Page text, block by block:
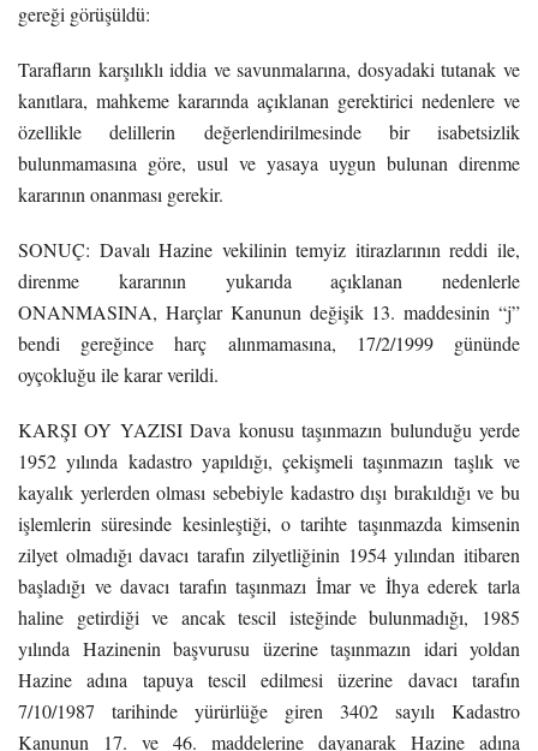
gereği görüşüldü:
Tarafların karşılıklı iddia ve savunmalarına, dosyadaki tutanak ve
kanıtlara, mahkeme kararında açıklanan gerektirici nedenlere ve
özellikle delillerin değerlendirilmesinde bir isabetsizlik
bulunmamasına göre, usul ve yasaya uygun bulunan direnme
kararının onanması gerekir.
SONUÇ: Davalı Hazine vekilinin temyiz itirazlarının reddi ile,
direnme kararının yukarıda açıklanan nedenlerle
ONANMASINA, Harçlar Kanunun değişik 13. maddesinin “j”
bendi gereğince harç alınmamasına, 17/2/1999 gününde
oyçokluğu ile karar verildi.
KARŞI OY YAZISI Dava konusu taşınmazın bulunduğu yerde
1952 yılında kadastro yapıldığı, çekişmeli taşınmazın taşlık ve
kayalık yerlerden olması sebebiyle kadastro dışı bırakıldığı ve bu
işlemlerin süresinde kesinleştiği, o tarihte taşınmazda kimsenin
zilyet olmadığı davacı tarafın zilyetliğinin 1954 yılından itibaren
başladığı ve davacı tarafın taşınmazı İmar ve İhya ederek tarla
haline getirdiği ve ancak tescil isteğinde bulunmadığı, 1985
yılında Hazinenin başvurusu üzerine taşınmazın idari yoldan
Hazine adına tapuya tescil edilmesi üzerine davacı tarafın
7/10/1987 tarihinde yürürlüğe giren 3402 sayılı Kadastro
Kanunun 17. ve 46. maddelerine dayanarak Hazine adına